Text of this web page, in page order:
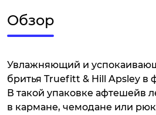
Обзор
Увлажняющий и
бритья Truefitt & Hill Apsley в
В такой упаковке афтешейв
в кармане, чемодане или